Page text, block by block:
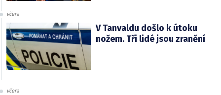
včera
V Tanvaldu došlo k útoku
nožem. Tři lidé jsou zranění
včera